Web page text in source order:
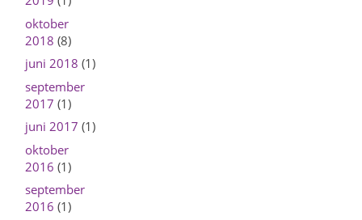
oktober
2018 (8)
juni 2018 (1)
september
2017 (1)
juni 2017 (1)
oktober
2016 (1)
september
2016 (1)